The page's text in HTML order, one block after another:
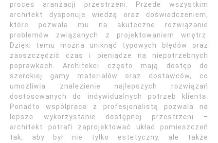
proces aranżacji przestrzeni. Przede wszystkim
architekt dysponuje wiedzą oraz doświadczeniem,
które pozwala mu na skuteczne rozwiązanie
problemów związanych z projektowaniem wnętrz.
Dzięki temu można uniknąć typowych błędów oraz
zaoszczędzić czas i pieniądze na niepotrzebnych
poprawkach. Architekci często mają dostęp do
szerokiej gamy materiałów oraz dostawców, co
umożliwia znalezienie najlepszych rozwiązań
dostosowanych do indywidualnych potrzeb klienta.
Ponadto współpraca z profesjonalistą pozwala na
lepsze wykorzystanie dostępnej przestrzeni –
architekt potrafi zaprojektować układ pomieszczeń
tak, aby był nie tylko estetyczny, ale także